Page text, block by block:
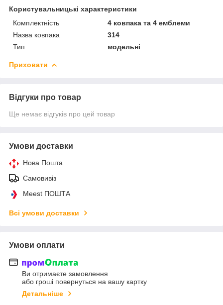
Користувальницькі характеристики
Комплектність
4 ковпака та 4 емблеми
Назва ковпака
314
Тип
модельні
Приховати
Відгуки про товар
Ще немає відгуків про цей товар
Умови доставки
Нова Пошта
Самовивіз
Meest ПОШТА
Всі умови доставки
Умови оплати
Ви отримаєте замовлення
або гроші повернуться на вашу картку
Детальніше